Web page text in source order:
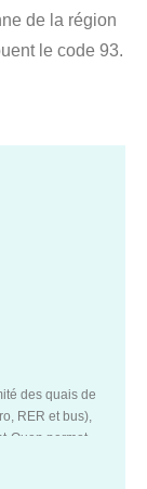
de la région
le code 93.
des quais de
RER et bus),
Ouen permet
résidence